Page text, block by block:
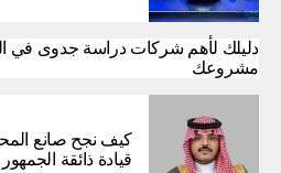
دليلك لأهم شركات دراسة جدوى في
مشروعك
كيف نجح صانع
قيادة ذائقة